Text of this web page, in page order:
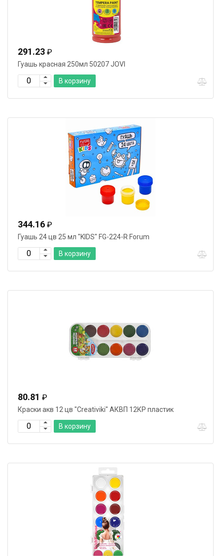
291.23 ₽
Гуашь красная 250мл 50207 JOVI
В корзину
344.16 ₽
Гуашь 24 цв 25 мл "KIDS" FG-224-R Forum
В корзину
80.81 ₽
Краски акв 12 цв "Creativiki" АКВП 12КР пластик
В корзину